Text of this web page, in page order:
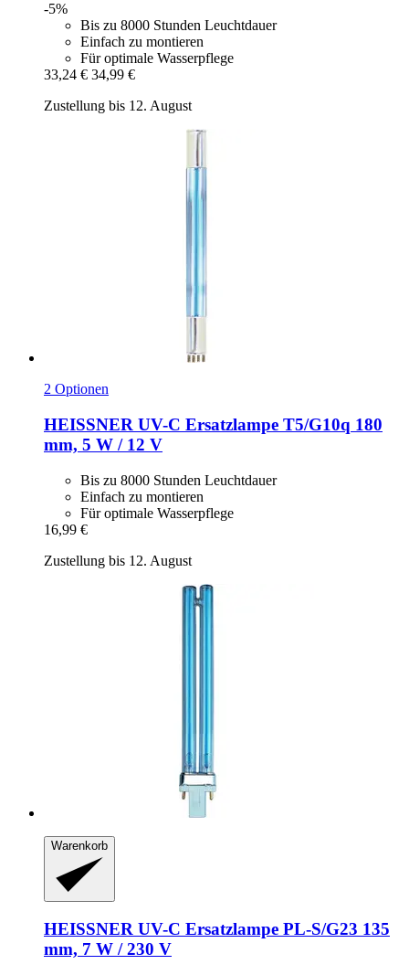
-5%
Bis zu 8000 Stunden Leuchtdauer
Einfach zu montieren
Für optimale Wasserpflege
33,24 € 34,99 €
Zustellung bis 12. August
2 Optionen
HEISSNER UV-​C Ersatzlampe T5/G10q 180
mm, 5 W / 12 V
Bis zu 8000 Stunden Leuchtdauer
Einfach zu montieren
Für optimale Wasserpflege
16,99 €
Zustellung bis 12. August
Warenkorb
HEISSNER UV-​C Ersatzlampe PL-​S/G23 135
mm, 7 W / 230 V